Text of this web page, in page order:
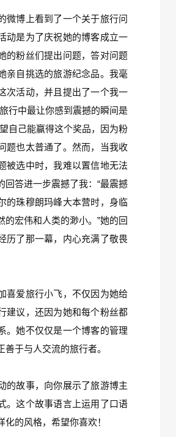
微博上看到了一个关于旅行问
动是为了庆祝她的博客成立一
的粉丝们提出问题，答对问题
亲自挑选的旅游纪念品。我毫
次活动，并且提出了一个我一
行中最让你感到震撼的瞬间是
自己能赢得这个奖品，因为粉
题也太普通了。然而，当我收
被选中时，我难以置信地无法
回答进一步震撼了我：“最震撼
的珠穆朗玛峰大本营时，身临
的宏伟和人类的渺小。”她的回
历了那一幕，内心充满了敬畏
喜爱旅行小飞，不仅因为她给
建议，还因为她和每个粉丝都
。她不仅仅是一个博客的管理
善于与人交流的旅行者。
的故事，向你展示了旅游博主
。这个故事语言上运用了口语
化的风格，希望你喜欢！